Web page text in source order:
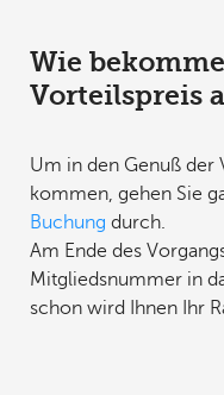
Wie
Vorteilspreis
Um in den Genuß der
kommen, gehen Sie
Buchung durch.
Am Ende des
Mitgliedsnummer in
schon wird Ihnen Ihr